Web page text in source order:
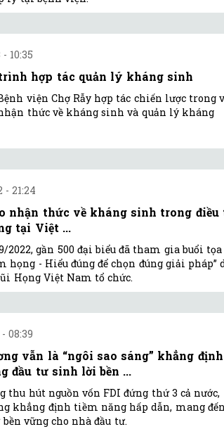
10:35
hợp tác quản lý kháng sinh
viện Chợ Rẫy hợp tác chiến lược trong
thức về kháng sinh và quản lý kháng
- 21:24
nhận thức về kháng sinh trong điều
tại Việt ...
2022, gần 500 đại biểu đã tham gia buổi tọa
họng - Hiểu đúng để chọn đúng giải pháp”
Họng Việt Nam tổ chức.
08:39
vẫn là “ngôi sao sáng” khẳng định
đầu tư sinh lời bền ...
thu hút nguồn vốn FDI đứng thứ 3 cả nước,
khẳng định tiềm năng hấp dẫn, mang
vững cho nhà đầu tư.